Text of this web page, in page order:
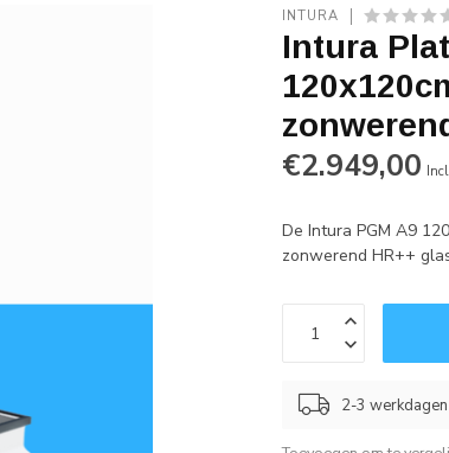
INTURA
Intura
€2.949,00
De Intura PGM A9
zonwerend HR++
2-3 werkdagen